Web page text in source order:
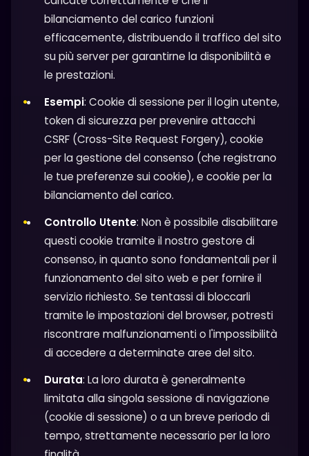
bilanciamento del carico funzioni
efficacemente, distribuendo il traffico del sito
su più server per garantirne la disponibilità e
le prestazioni.
Esempi: Cookie di sessione per il login utente,
token di sicurezza per prevenire attacchi
CSRF (Cross-Site Request Forgery), cookie
per la gestione del consenso (che registrano
le tue preferenze sui cookie), e cookie per la
bilanciamento del carico.
Controllo Utente: Non è possibile disabilitare
questi cookie tramite il nostro gestore di
consenso, in quanto sono fondamentali per il
funzionamento del sito web e per fornire il
servizio richiesto. Se tentassi di bloccarli
tramite le impostazioni del browser, potresti
riscontrare malfunzionamenti o l'impossibilità
di accedere a determinate aree del sito.
Durata: La loro durata è generalmente
limitata alla singola sessione di navigazione
(cookie di sessione) o a un breve periodo di
tempo, strettamente necessario per la loro